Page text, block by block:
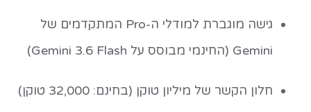
גישה מוגברת למודלי ה-Pro המתקדמים של
Gemini (החינמי מבוסס על Gemini 3.6 Flash)
חלון הקשר של מיליון טוקן (בחינם: 32,000 טוקן)